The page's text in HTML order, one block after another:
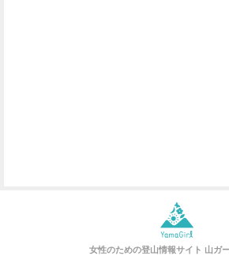
女性のための登山情報サイト 山ガ